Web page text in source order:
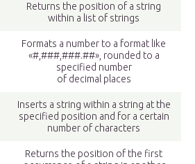
Returns the position of a string
within a list of strings
Formats a number to a format like
«#,###,###.##», rounded to a
specified number
of decimal places
Inserts a string within a string at the
specified position and for a certain
number of characters
Returns the position of the first